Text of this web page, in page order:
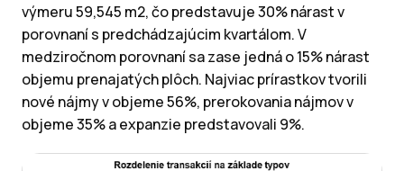
výmeru 59,545 m2, čo predstavuje 30% nárast v
porovnaní s predchádzajúcim kvartálom. V
medziročnom porovnaní sa zase jedná o 15% nárast
objemu prenajatých plôch. Najviac prírastkov tvorili
nové nájmy v objeme 56%, prerokovania nájmov v
objeme 35% a expanzie predstavovali 9%.